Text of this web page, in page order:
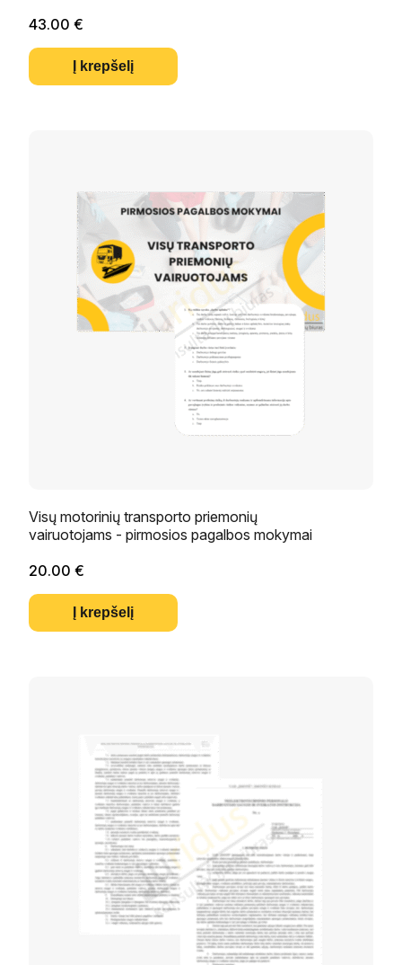
43.00 €
Į krepšelį
Visų motorinių transporto priemonių
vairuotojams - pirmosios pagalbos mokymai
20.00 €
Į krepšelį